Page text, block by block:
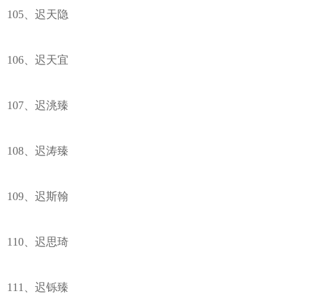
105、迟天隐
106、迟天宜
107、迟洮臻
108、迟涛臻
109、迟斯翰
110、迟思琦
111、迟铄臻